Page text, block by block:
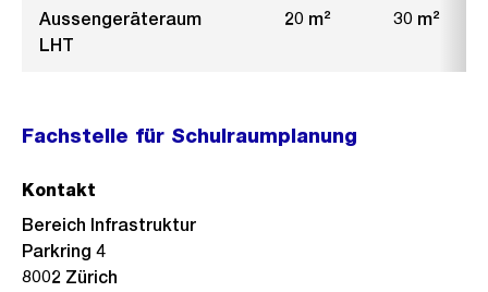
Aussengeräteraum
LHT
20 m² 30 m²
Fachstelle für Schulraumplanung
Kontakt
Bereich Infrastruktur
Parkring 4
8002 Zürich